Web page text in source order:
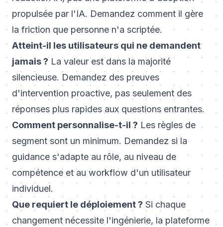
propulsée par l'IA. Demandez comment il gère
la friction que personne n'a scriptée.
Atteint-il les utilisateurs qui ne demandent
jamais ?La valeur est dans la majorité
silencieuse. Demandez des preuves
d'intervention proactive, pas seulement des
réponses plus rapides aux questions entrantes.
Comment personnalise-t-il ? Les règles de
segment sont un minimum. Demandez si la
guidance s'adapte au rôle, au niveau de
compétence et au workflow d'un utilisateur
individuel.
Que requiert le déploiement ? Si chaque
changement nécessite l'ingénierie, la plateforme